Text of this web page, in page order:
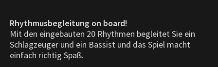
Rhythmusbegleitung on board!
Mit den eingebauten 20 Rhythmen begleitet Sie ein
Schlagzeuger und ein Bassist und das Spiel macht
einfach richtig Spaß.